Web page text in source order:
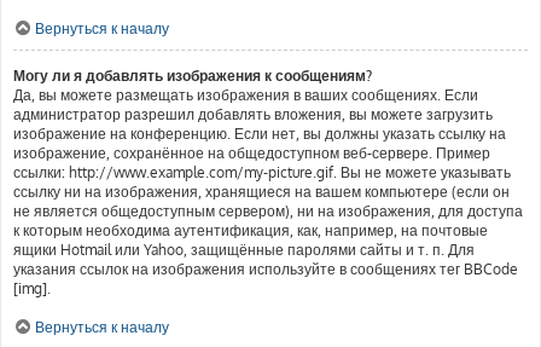
Вернуться к началу
Могу ли я добавлять изображения к сообщениям?
Да, вы можете размещать изображения в ваших сообщениях. Если
администратор разрешил добавлять вложения, вы можете загрузить
изображение на конференцию. Если нет, вы должны указать ссылку на
изображение, сохранённое на общедоступном веб-сервере. Пример
ссылки: http://www.example.com/my-picture.gif. Вы не можете указывать
ссылку ни на изображения, хранящиеся на вашем компьютере (если он
не является общедоступным сервером), ни на изображения, для доступа
к которым необходима аутентификация, как, например, на почтовые
ящики Hotmail или Yahoo, защищённые паролями сайты и т. п. Для
указания ссылок на изображения используйте в сообщениях тег BBCode
[img].
Вернуться к началу